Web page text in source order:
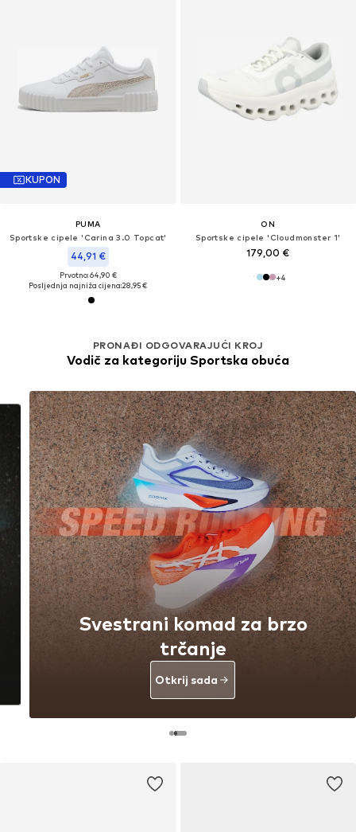
KUPON
PUMA
Sportske cipele 'Carina 3.0 Topcat'
44,91 €
Prvotno: 64,90 €
Posljednja najniža cijena:28,95 €
ON
Sportske cipele 'Cloudmonster 1'
179,00 €
+4
PRONAĐI ODGOVARAJUĆI KROJ
Vodič za kategoriju Sportska obuća
Svestrani komad za brzo
trčanje
Otkrij sada